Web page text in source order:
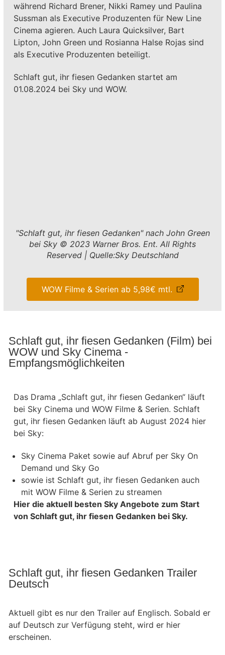
während Richard Brener, Nikki Ramey und Paulina
Sussman als Executive Produzenten für New Line
Cinema agieren. Auch Laura Quicksilver, Bart
Lipton, John Green und Rosianna Halse Rojas sind
als Executive Produzenten beteiligt.
Schlaft gut, ihr fiesen Gedanken startet am
01.08.2024 bei Sky und WOW.
"Schlaft gut, ihr fiesen Gedanken" nach John Green
bei Sky © 2023 Warner Bros. Ent. All Rights
Reserved | Quelle:Sky Deutschland
WOW Filme & Serien ab 5,98€ mtl.
Schlaft gut, ihr fiesen Gedanken (Film) bei
WOW und Sky Cinema -
Empfangsmöglichkeiten
Das Drama „Schlaft gut, ihr fiesen Gedanken“ läuft
bei Sky Cinema und WOW Filme & Serien. Schlaft
gut, ihr fiesen Gedanken läuft ab August 2024 hier
bei Sky:
Sky Cinema Paket sowie auf Abruf per Sky On
Demand und Sky Go
sowie ist Schlaft gut, ihr fiesen Gedanken auch
mit WOW Filme & Serien zu streamen
Hier die aktuell besten Sky Angebote zum Start
von Schlaft gut, ihr fiesen Gedanken bei Sky.
Schlaft gut, ihr fiesen Gedanken Trailer
Deutsch
Aktuell gibt es nur den Trailer auf Englisch. Sobald er
auf Deutsch zur Verfügung steht, wird er hier
erscheinen.